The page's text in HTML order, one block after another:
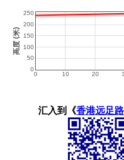
汇入到《香港远足